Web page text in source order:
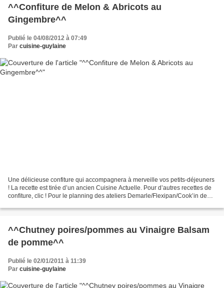
^^Confiture de Melon & Abricots au
Gingembre^^
Publié le 04/08/2012 à 07:49
Par cuisine-guylaine
Une délicieuse confiture qui accompagnera à merveille vos petits-déjeuners
! La recette est tirée d’un ancien Cuisine Actuelle. Pour d’autres recettes de
confiture, clic ! Pour le planning des ateliers Demarle/Flexipan/Cook’in de
^^Chutney poires/pommes au Vinaigre Balsam
de pomme^^
Publié le 02/01/2011 à 11:39
Par cuisine-guylaine